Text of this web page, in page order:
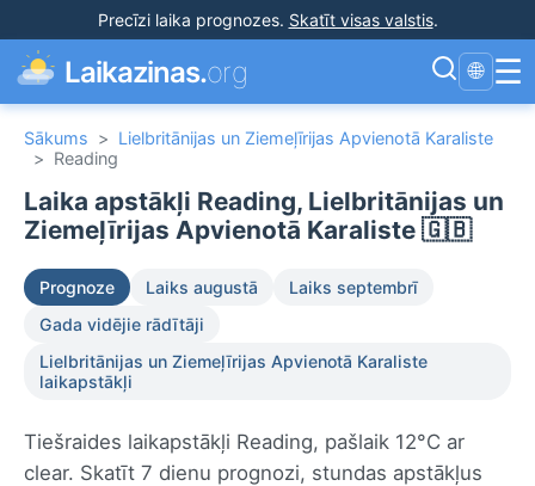
Precīzi laika prognozes. Skatīt visas valstis.
Laikazinas.org 🌐 ☰
Sākums > Lielbritānijas un Ziemeļīrijas Apvienotā Karaliste
> Reading
Laika apstākļi Reading, Lielbritānijas un
Ziemeļīrijas Apvienotā Karaliste 🇬🇧
Prognoze Laiks augustā
Laiks septembrī
Gada vidējie rādītāji
Lielbritānijas un Ziemeļīrijas Apvienotā Karaliste
laikapstākļi
Tiešraides laikapstākļi Reading, pašlaik 12°C ar
clear. Skatīt 7 dienu prognozi, stundas apstākļus